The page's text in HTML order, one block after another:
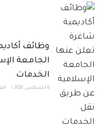
وظائف
الجامعة
الخدمات
6 أغسطس، 2026 /